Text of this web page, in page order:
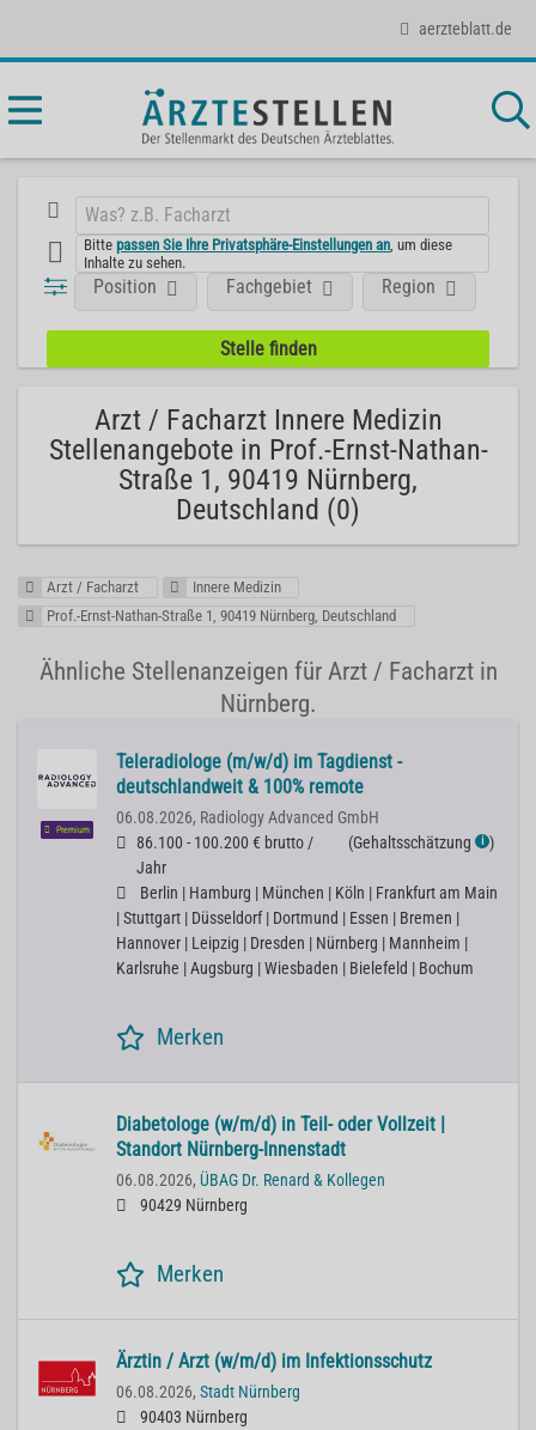
aerzteblatt.de
Bittepassen Sie Ihre Privatsphäre-Einstellungen an , um diese
Inhalte zu sehen.
Position Fachgebiet Region
Arzt / Facharzt Innere Medizin
Stellenangebote in Prof.-Ernst-Nathan-
Straße 1, 90419 Nürnberg,
Deutschland (0)
Arzt / Facharzt
Innere Medizin
Prof.-Ernst-Nathan-Straße 1, 90419 Nürnberg, Deutschland
Ähnliche Stellenanzeigen für Arzt / Facharzt in
Nürnberg.
Premium
Teleradiologe (m/w/d) im Tagdienst -
deutschlandweit & 100% remote
06.08.2026, Radiology Advanced GmbH
86.100 - 100.200 € brutto /
Jahr
(Gehaltsschätzung ℹ )
Berlin | Hamburg | München | Köln | Frankfurt am Main
| Stuttgart | Düsseldorf | Dortmund | Essen | Bremen |
Hannover | Leipzig | Dresden | Nürnberg | Mannheim |
Karlsruhe | Augsburg | Wiesbaden | Bielefeld | Bochum
Merken
Diabetologe (w/m/d) in Teil- oder Vollzeit |
Standort Nürnberg-Innenstadt
06.08.2026, ÜBAG Dr. Renard & Kollegen
90429 Nürnberg
Merken
Ärztin / Arzt (w/m/d) im Infektionsschutz
06.08.2026, Stadt Nürnberg
90403 Nürnberg